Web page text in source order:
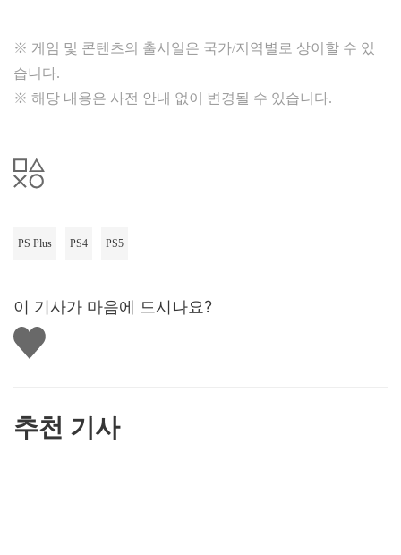
※ 게임 및 콘텐츠의 출시일은 국가/지역별로 상이할 수 있
습니다.
※ 해당 내용은 사전 안내 없이 변경될 수 있습니다.
PS Plus PS4 PS5
이 기사가 마음에 드시나요?
좋
아
추천 기사